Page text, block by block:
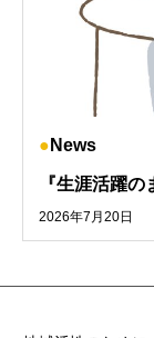
News
『生涯活躍
2026年7月20日